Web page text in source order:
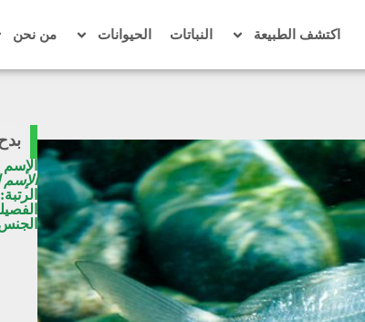
اكتشف الطبيعة النباتات الحيوانات من نحن
الإسم
الإسم
الرتبة: